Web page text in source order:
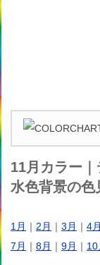
11月カラー
水色背景の色
1月 ｜ 2月 ｜ 3月 ｜ 4月
7月 ｜ 8月 ｜ 9月 ｜ 10